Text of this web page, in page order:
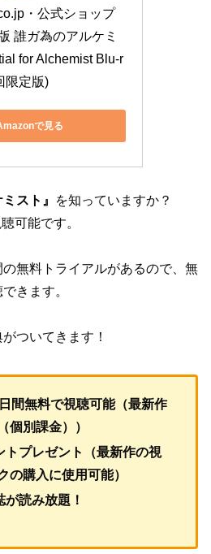
・公式ショップ
誰ガ為のアルケミ
for Alchemist Blu-r
限定版)
で見る
スト』
を知っていますか？
可能です。
の無料トライアルがあるので、無
きます。
ついてきます！
間無料で視聴可能（最新作
個別課金））
トプレゼント（最新作の視
の購入に使用可能）
読み放題！